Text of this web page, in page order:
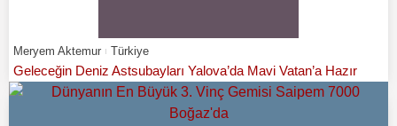
Meryem Aktemur Türkiye
Geleceğin Deniz Astsubayları Yalova’da Mavi Vatan’a Hazır